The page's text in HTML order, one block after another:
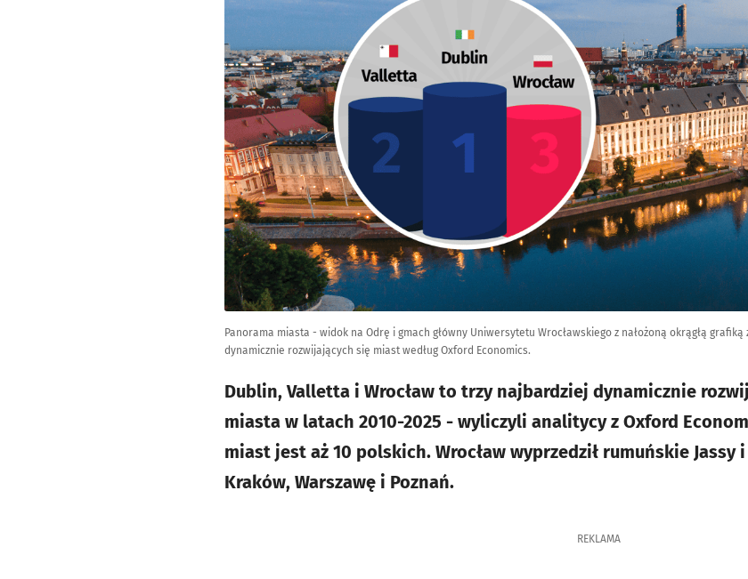
Panorama miasta - widok na Odrę i gmach główny Uniwersytetu Wrocławskiego z nałożoną okrągłą
dynamicznie rozwijających się miast według Oxford Economics.
Dublin, Valletta i Wrocław to trzy najbardziej dynamicznie
miasta w latach 2010-2025 - wyliczyli analitycy z Oxford
miast jest aż 10 polskich. Wrocław wyprzedził rumuńskie Jassy
Kraków, Warszawę i Poznań.
REKLAMA